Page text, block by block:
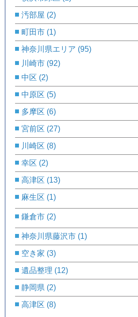
汚部屋 (2)
町田市 (1)
神奈川県エリア (95)
川崎市 (92)
中区 (2)
中原区 (5)
多摩区 (6)
宮前区 (27)
川崎区 (8)
幸区 (2)
高津区 (13)
麻生区 (1)
鎌倉市 (2)
神奈川県藤沢市 (1)
空き家 (3)
遺品整理 (12)
静岡県 (2)
高津区 (8)